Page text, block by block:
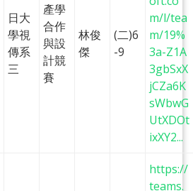
日大
學視
傳系
三
產學
合作
與設
計競
賽
林俊
傑
(二)6
-9
m/l/tea
m/19%
3a-Z1A
3gbSxX
jCZa6K
sWbwG
UtXDOt
ixXY2...
https://
teams.